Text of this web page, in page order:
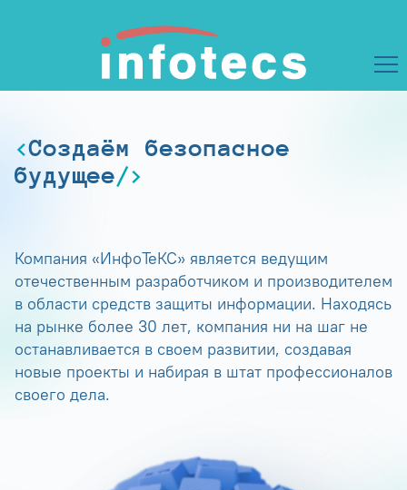
Создаём безопасное
будущее
Компания «ИнфоТеКС» является ведущим
отечественным разработчиком и производителем
в области средств защиты информации. Находясь
на рынке более 30 лет, компания ни на шаг не
останавливается в своем развитии, создавая
новые проекты и набирая в штат профессионалов
своего дела.